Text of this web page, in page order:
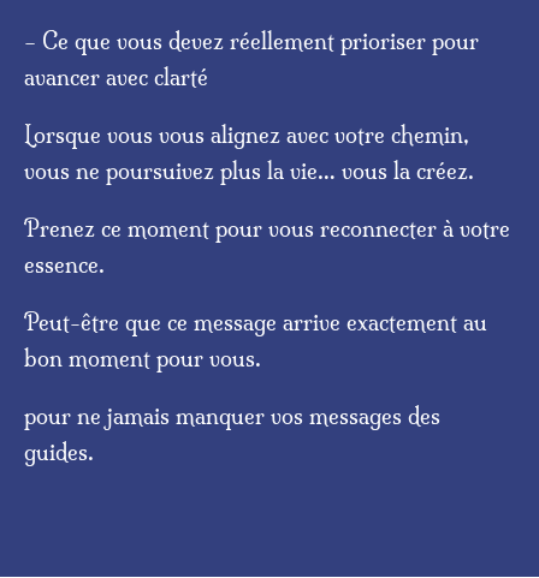
– Ce que vous devez réellement prioriser pour
avancer avec clarté
Lorsque vous vous alignez avec votre chemin,
vous ne poursuivez plus la vie… vous la créez.
Prenez ce moment pour vous reconnecter à votre
essence.
Peut-être que ce message arrive exactement au
bon moment pour vous.
pour ne jamais manquer vos messages des
guides.